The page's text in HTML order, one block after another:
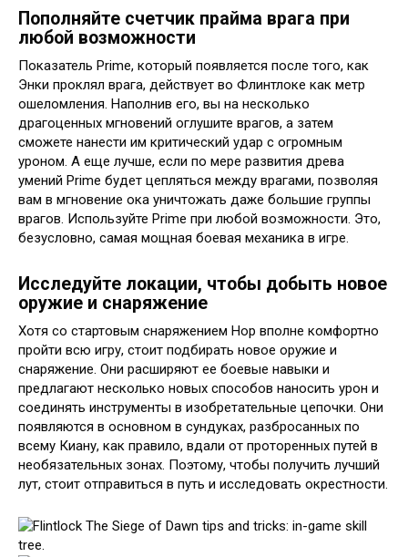
Пополняйте счетчик прайма врага при
любой возможности
Показатель Prime, который появляется после того, как
Энки проклял врага, действует во Флинтлоке как метр
ошеломления. Наполнив его, вы на несколько
драгоценных мгновений оглушите врагов, а затем
сможете нанести им критический удар с огромным
уроном. А еще лучше, если по мере развития древа
умений Prime будет цепляться между врагами, позволяя
вам в мгновение ока уничтожать даже большие группы
врагов. Используйте Prime при любой возможности. Это,
безусловно, самая мощная боевая механика в игре.
Исследуйте локации, чтобы добыть новое
оружие и снаряжение
Хотя со стартовым снаряжением Нор вполне комфортно
пройти всю игру, стоит подбирать новое оружие и
снаряжение. Они расширяют ее боевые навыки и
предлагают несколько новых способов наносить урон и
соединять инструменты в изобретательные цепочки. Они
появляются в основном в сундуках, разбросанных по
всему Киану, как правило, вдали от проторенных путей в
необязательных зонах. Поэтому, чтобы получить лучший
лут, стоит отправиться в путь и исследовать окрестности.